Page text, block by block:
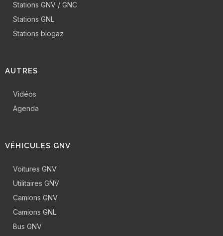
Stations GNV / GNC
Stations GNL
Stations biogaz
AUTRES
Vidéos
Agenda
VÉHICULES GNV
Voitures GNV
Utilitaires GNV
Camions GNV
Camions GNL
Bus GNV